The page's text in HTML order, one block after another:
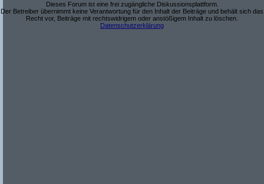
Dieses Forum ist eine frei zugängliche Diskussionsplattform.
Der Betreiber übernimmt keine Verantwortung für den Inhalt der Beiträge und behält sich das
Recht vor, Beiträge mit rechtswidrigem oder anstößigem Inhalt zu löschen.
Datenschutzerklärung